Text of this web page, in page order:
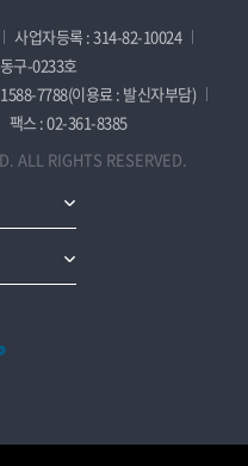
사업자등록 : 314-82-10024
구-0233호
7788(이용료 : 발신자부담)
팩스 : 02-361-8385
ALL RIGHTS RESERVED.